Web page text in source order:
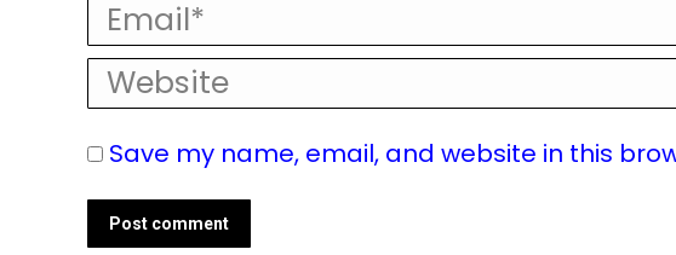
Email *
Website
Save my name, email, and website in this
Post comment